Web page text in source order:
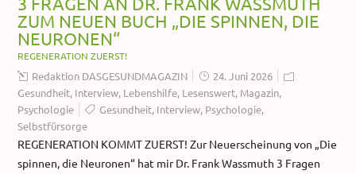
ZUM NEUEN BUCH „DIE SPINNEN, DIE
NEURONEN“
REGENERATION ZUERST!
Redaktion DASGESUNDMAGAZIN
24. Juni 2026
Gesundheit, Interview, Lebenshilfe, Lesenswert, Magazin,
Psychologie
Gesundheit, Interview, Psychologie,
Selbstfürsorge
REGENERATION KOMMT ZUERST! Zur Neuerscheinung von „Die
spinnen, die Neuronen“ hat mir Dr. Frank Wassmuth 3 Fragen